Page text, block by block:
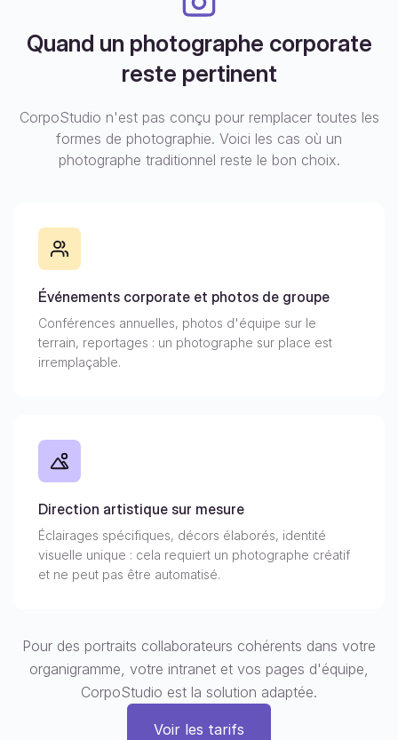
Quand un photographe corporate
reste pertinent
CorpoStudio n'est pas conçu pour remplacer toutes les
formes de photographie. Voici les cas où un
photographe traditionnel reste le bon choix.
Événements corporate et photos de groupe
Conférences annuelles, photos d'équipe sur le
terrain, reportages : un photographe sur place est
irremplaçable.
Direction artistique sur mesure
Éclairages spécifiques, décors élaborés, identité
visuelle unique : cela requiert un photographe créatif
et ne peut pas être automatisé.
Pour des portraits collaborateurs cohérents dans votre
organigramme, votre intranet et vos pages d'équipe,
CorpoStudio est la solution adaptée.
Voir les tarifs